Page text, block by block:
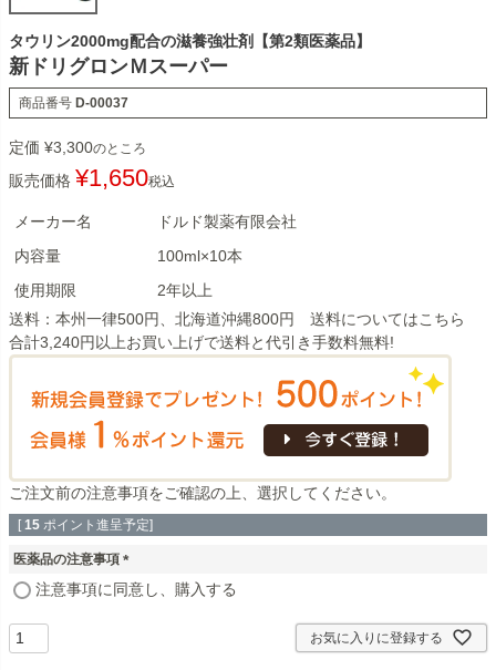
タウリン2000mg配合の滋養強壮剤【第2類医薬品】
新ドリグロンＭスーパー
商品番号 D-00037
定価 ¥3,300のところ
販売価格 ¥1,650税込
メーカー名
ドルド製薬有限会社
内容量
100ml×10本
使用期限
2年以上
送料：本州一律500円、北海道沖縄800円 送料についてはこちら
合計3,240円以上お買い上げで送料と代引き手数料無料!
ご注文前の注意事項をご確認の上、選択してください。
[ 15 ポイント進呈予定]
医薬品の注意事項
(
注意事項に同意し、購入する
お気に入りに登録する